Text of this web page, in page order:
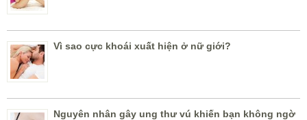
Vì sao cực khoái xuất hiện ở nữ giới?
Nguyên nhân gây ung thư vú khiến bạn không ngờ